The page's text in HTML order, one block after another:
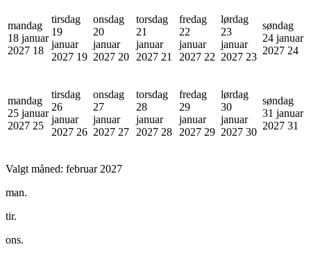
mandag
18 januar
2027 18
tirsdag
19
januar
2027 19
onsdag
20
januar
2027 20
torsdag
21
januar
2027 21
fredag
22
januar
2027 22
lørdag
23
januar
2027 23
søndag
24 januar
2027 24
mandag
25 januar
2027 25
tirsdag
26
januar
2027 26
onsdag
27
januar
2027 27
torsdag
28
januar
2027 28
fredag
29
januar
2027 29
lørdag
30
januar
2027 30
søndag
31 januar
2027 31
Valgt måned: februar 2027
man.
tir.
ons.